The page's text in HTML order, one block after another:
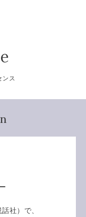
ンス
社）で、